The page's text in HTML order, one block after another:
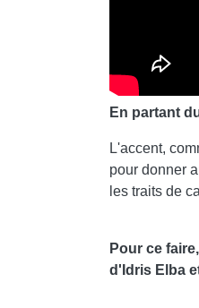
En partant
L'accent,
pour donner
les traits de
Pour ce
d'Idris Elba